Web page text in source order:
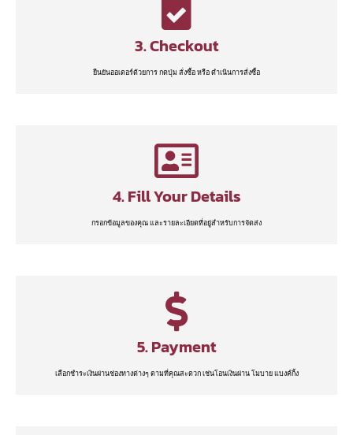
3. Checkout
ยืนยันออเดอร์ด้วยการ กดปุ่ม สั่งซื้อ หรือ ดำเนินการสั่งซื้อ
4. Fill Your Details
กรอกข้อมูลของคุณ และรายละเอียดที่อยู่สำหรับการจัดส่ง
5. Payment
เลือกชำระเงินผ่านช่องทางต่างๆ ตามที่คุณสะดวก เช่นโอนเงินผ่าน โมบาย แบงค์กิ้ง